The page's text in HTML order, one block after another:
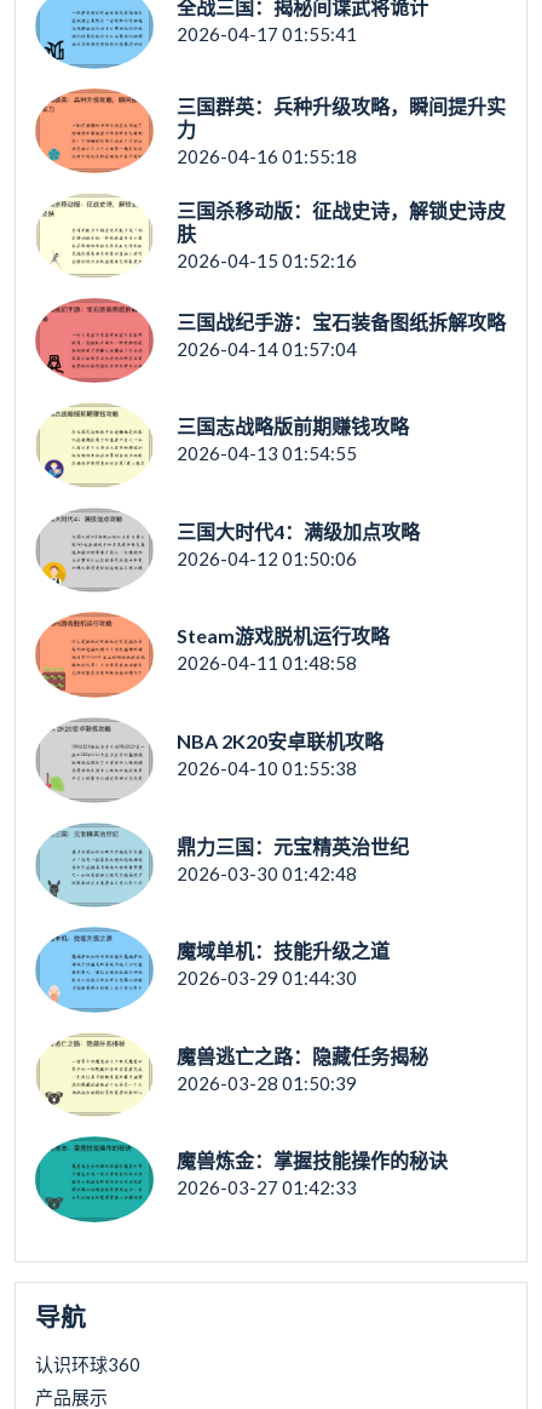
全战三国：揭秘间谍武将诡计
2026-04-17 01:55:41
三国群英：兵种升级攻略，瞬间提升实
力
2026-04-16 01:55:18
三国杀移动版：征战史诗，解锁史诗皮
肤
2026-04-15 01:52:16
三国战纪手游：宝石装备图纸拆解攻略
2026-04-14 01:57:04
三国志战略版前期赚钱攻略
2026-04-13 01:54:55
三国大时代4：满级加点攻略
2026-04-12 01:50:06
Steam游戏脱机运行攻略
2026-04-11 01:48:58
NBA 2K20安卓联机攻略
2026-04-10 01:55:38
鼎力三国：元宝精英治世纪
2026-03-30 01:42:48
魔域单机：技能升级之道
2026-03-29 01:44:30
魔兽逃亡之路：隐藏任务揭秘
2026-03-28 01:50:39
魔兽炼金：掌握技能操作的秘诀
2026-03-27 01:42:33
导航
认识环球360
产品展示